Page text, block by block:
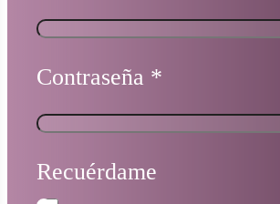
Contraseña *
Recuérdame